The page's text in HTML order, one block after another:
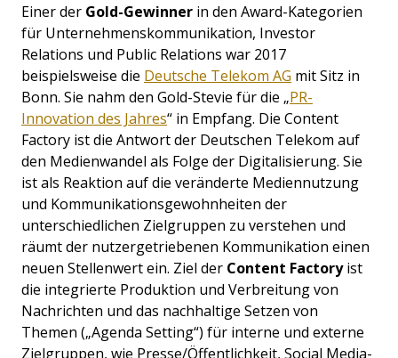
Einer der Gold-Gewinner in den Award-Kategorien
für Unternehmenskommunikation, Investor
Relations und Public Relations war 2017
beispielsweise die Deutsche Telekom AG mit Sitz in
Bonn. Sie nahm den Gold-Stevie für die „PR-
Innovation des Jahres“ in Empfang. Die Content
Factory ist die Antwort der Deutschen Telekom auf
den Medienwandel als Folge der Digitalisierung. Sie
ist als Reaktion auf die veränderte Mediennutzung
und Kommunikationsgewohnheiten der
unterschiedlichen Zielgruppen zu verstehen und
räumt der nutzergetriebenen Kommunikation einen
neuen Stellenwert ein. Ziel der Content Factoryist
die integrierte Produktion und Verbreitung von
Nachrichten und das nachhaltige Setzen von
Themen („Agenda Setting“) für interne und externe
Zielgruppen, wie Presse/Öffentlichkeit, Social Media-